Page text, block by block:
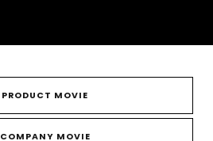
PRODUCT MOVIE
COMPANY MOVIE